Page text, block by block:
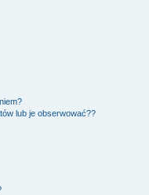
lub je obserwować??